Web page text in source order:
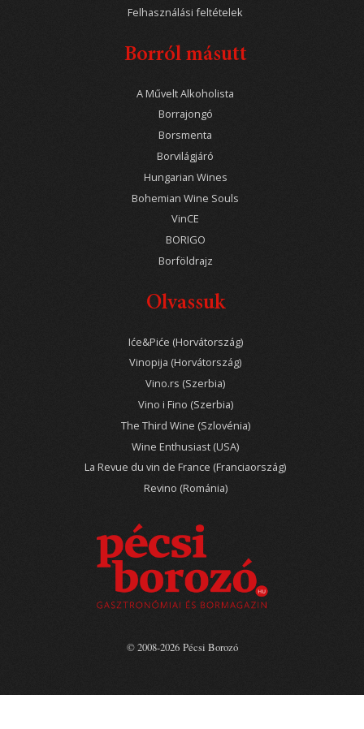
Felhasználási feltételek
Borról másutt
A Művelt Alkoholista
Borrajongó
Borsmenta
Borvilágjáró
Hungarian Wines
Bohemian Wine Souls
VinCE
BORIGO
Borföldrajz
Olvassuk
Iće&Piće (Horvátország)
Vinopija (Horvátország)
Vino.rs (Szerbia)
Vino i Fino (Szerbia)
The Third Wine (Szlovénia)
Wine Enthusiast (USA)
La Revue du vin de France (Franciaország)
Revino (Románia)
© 2008-2026 Pécsi Borozó